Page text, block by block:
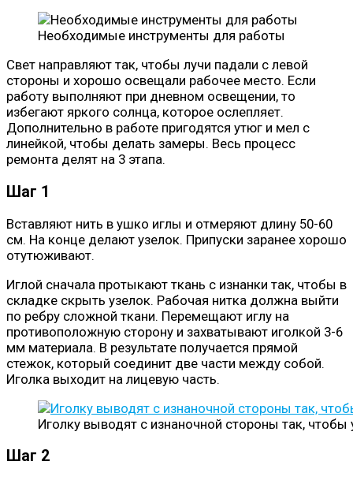
Необходимые инструменты для работы
Свет направляют так, чтобы лучи падали с левой
стороны и хорошо освещали рабочее место. Если
работу выполняют при дневном освещении, то
избегают яркого солнца, которое ослепляет.
Дополнительно в работе пригодятся утюг и мел с
линейкой, чтобы делать замеры. Весь процесс
ремонта делят на 3 этапа.
Шаг 1
Вставляют нить в ушко иглы и отмеряют длину 50-60
см. На конце делают узелок. Припуски заранее хорошо
отутюживают.
Иглой сначала протыкают ткань с изнанки так, чтобы в
складке скрыть узелок. Рабочая нитка должна выйти
по ребру сложной ткани. Перемещают иглу на
противоположную сторону и захватывают иголкой 3-6
мм материала. В результате получается прямой
стежок, который соединит две части между собой.
Иголка выходит на лицевую часть.
Иголку выводят с изнаночной стороны так, чтобы
Шаг 2